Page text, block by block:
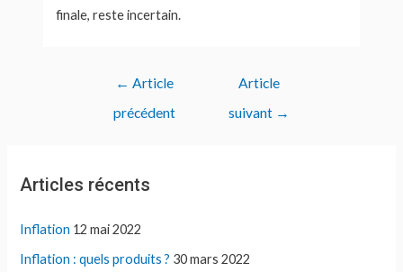
finale, reste incertain.
Navigation
← Article
précédent
Article
suivant →
Articles récents
Inflation 12 mai 2022
Inflation : quels produits ? 30 mars 2022